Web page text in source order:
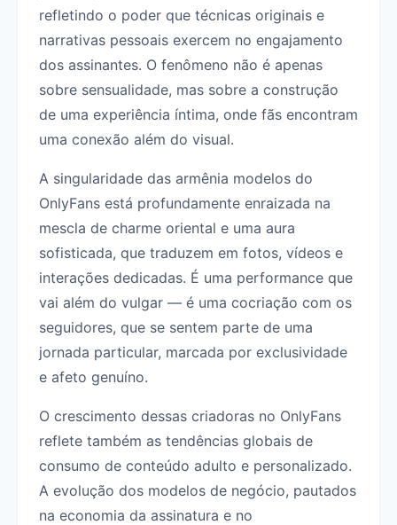
refletindo o poder que técnicas originais e
narrativas pessoais exercem no engajamento
dos assinantes. O fenômeno não é apenas
sobre sensualidade, mas sobre a construção
de uma experiência íntima, onde fãs encontram
uma conexão além do visual.
A singularidade das armênia modelos do
OnlyFans está profundamente enraizada na
mescla de charme oriental e uma aura
sofisticada, que traduzem em fotos, vídeos e
interações dedicadas. É uma performance que
vai além do vulgar — é uma cocriação com os
seguidores, que se sentem parte de uma
jornada particular, marcada por exclusividade
e afeto genuíno.
O crescimento dessas criadoras no OnlyFans
reflete também as tendências globais de
consumo de conteúdo adulto e personalizado.
A evolução dos modelos de negócio, pautados
na economia da assinatura e no